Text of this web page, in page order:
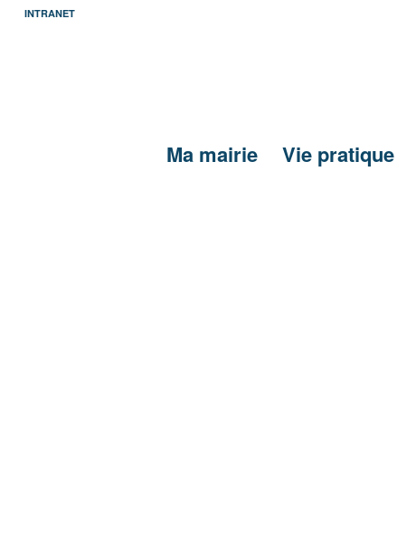
INTRANET
Ma mairie Vie pratique